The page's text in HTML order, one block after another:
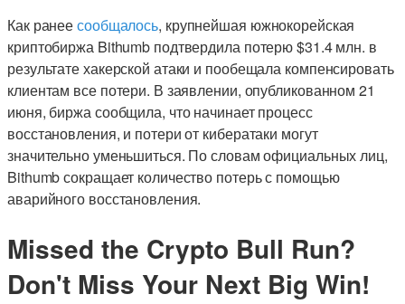
Как ранеесообщалось, крупнейшая южнокорейская
криптобиржа Bithumb подтвердила потерю $31.4 млн. в
результате хакерской атаки и пообещала компенсировать
клиентам все потери. В заявлении, опубликованном 21
июня, биржа сообщила, что начинает процесс
восстановления, и потери от кибератаки могут
значительно уменьшиться. По словам официальных лиц,
Bithumb сокращает количество потерь с помощью
аварийного восстановления.
Missed the Crypto Bull Run?
Don't Miss Your Next Big Win!